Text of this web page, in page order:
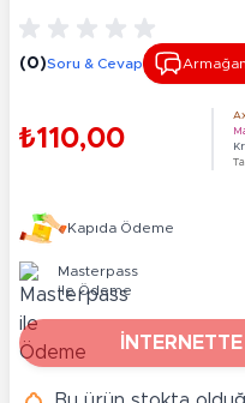
(0)Soru & Cevap
₺110,00
Kapıda Ödeme
Masterpass
ile Ödeme